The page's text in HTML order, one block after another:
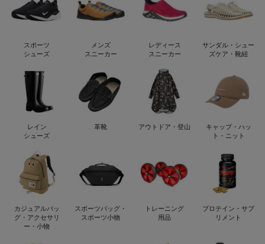
スポーツ
シューズ
メンズ
スニーカー
レディース
スニーカー
サンダル・シュー
ズケア・靴紐
レイン
シューズ
革靴 アウトドア・登山
キャップ・ハッ
ト・ニット
カジュアルバッ
グ・アクセサリ
ー・小物
スポーツバッグ・
スポーツ小物
トレーニング
用品
プロテイン・サプ
リメント